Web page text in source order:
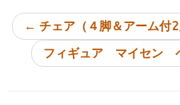
← チェア（４脚＆アーム
フィギュア マイセン